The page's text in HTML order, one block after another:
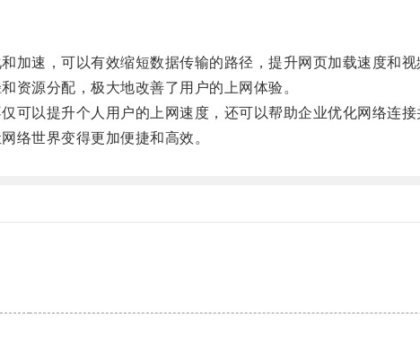
速，可以有效缩短数据传输的路径，提升网页加载速度和视
源分配，极大地改善了用户的上网体验。
以提升个人用户的上网速度，还可以帮助企业优化网络连接
世界变得更加便捷和高效。